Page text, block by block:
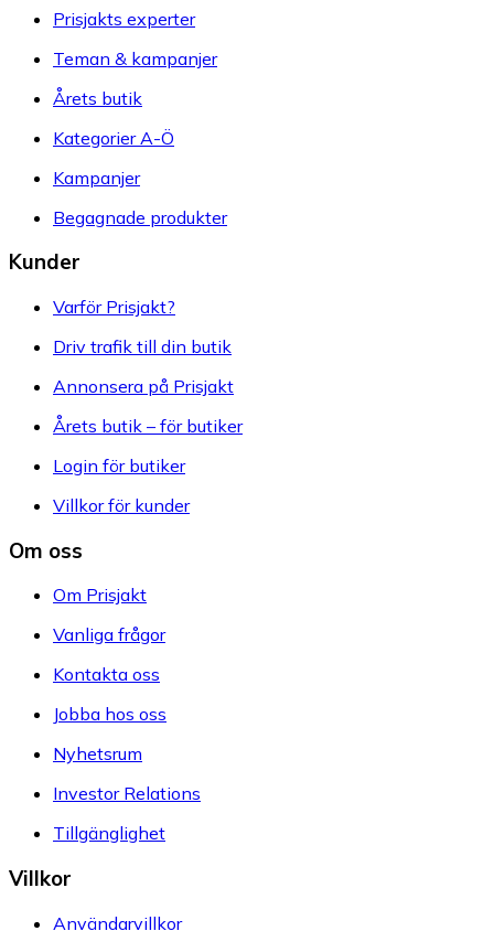
Prisjakts experter
Teman & kampanjer
Årets butik
Kategorier A-Ö
Kampanjer
Begagnade produkter
Kunder
Varför Prisjakt?
Driv trafik till din butik
Annonsera på Prisjakt
Årets butik – för butiker
Login för butiker
Villkor för kunder
Om oss
Om Prisjakt
Vanliga frågor
Kontakta oss
Jobba hos oss
Nyhetsrum
Investor Relations
Tillgänglighet
Villkor
Användarvillkor